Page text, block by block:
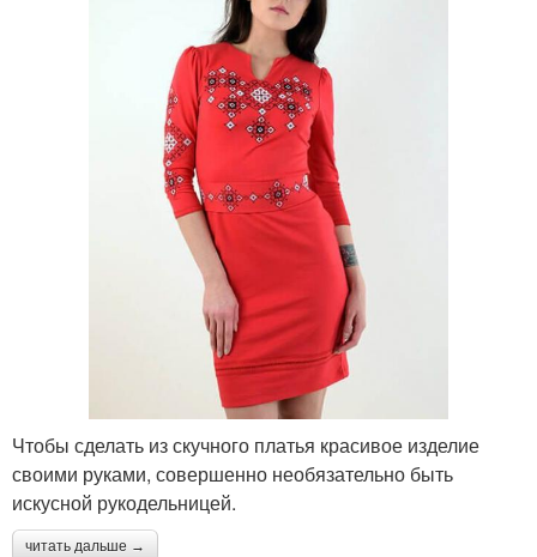
Чтобы сделать из скучного платья красивое изделие
своими руками, совершенно необязательно быть
искусной рукодельницей.
читать дальше →